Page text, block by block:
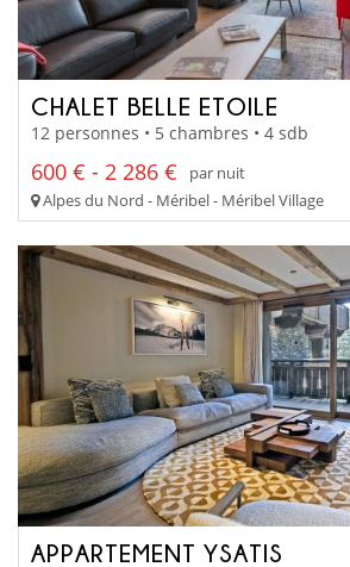
CHALET BELLE ETOILE
12 personnes • 5 chambres • 4 sdb
600 € - 2 286 €
par nuit
Alpes du Nord - Méribel - Méribel Village
APPARTEMENT YSATIS